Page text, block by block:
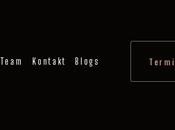
Team Kontakt Blogs